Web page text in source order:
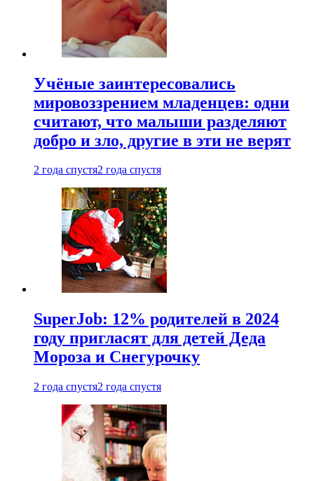
Учёные заинтересовались
мировоззрением младенцев: одни
считают, что малыши разделяют
добро и зло, другие в эти не верят
2 года спустя2 года спустя
SuperJob: 12% родителей в 2024
году пригласят для детей Деда
Мороза и Снегурочку
2 года спустя2 года спустя